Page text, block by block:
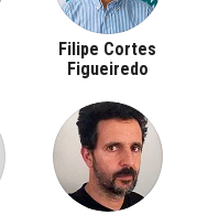
Filipe Cortes
Figueiredo